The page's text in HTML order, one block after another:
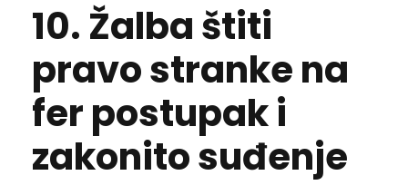
10. Žalba štiti
pravo stranke na
fer postupak i
zakonito suđenje